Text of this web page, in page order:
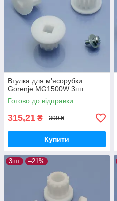
Втулка для м'ясорубки
Gorenje MG1500W 3шт
Готово до відправки
315,21 ₴ 399 ₴
Купити
3шт –21%